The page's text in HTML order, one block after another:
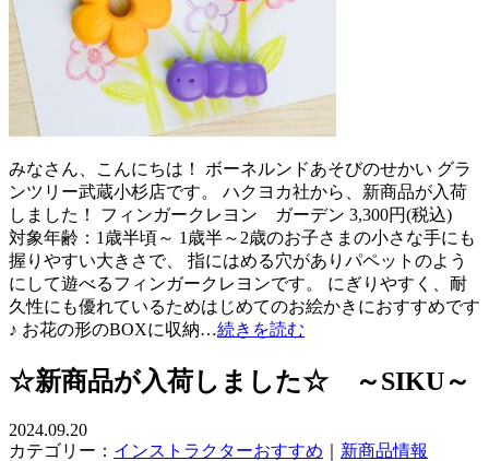
みなさん、こんにちは！ ボーネルンドあそびのせかい グラ
ンツリー武蔵小杉店です。 ハクヨカ社から、新商品が入荷
しました！ フィンガークレヨン ガーデン 3,300円(税込)
対象年齢：1歳半頃～ 1歳半～2歳のお子さまの小さな手にも
握りやすい大きさで、 指にはめる穴がありパペットのよう
にして遊べるフィンガークレヨンです。 にぎりやすく、耐
久性にも優れているためはじめてのお絵かきにおすすめです
♪ お花の形のBOXに収納…続きを読む
☆新商品が入荷しました☆ ～SIKU～
2024.09.20
カテゴリー： インストラクターおすすめ 新商品情報